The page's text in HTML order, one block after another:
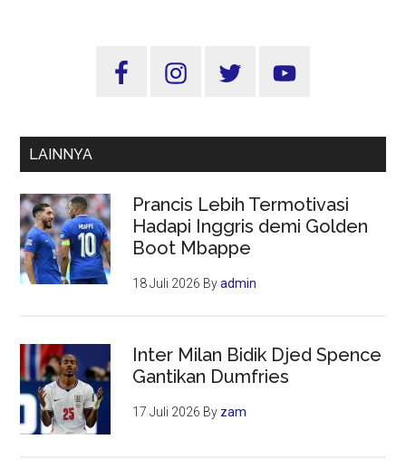
Murah
Rumit
Sidebar
LAINNYA
Prancis Lebih Termotivasi
Hadapi Inggris demi Golden
Boot Mbappe
18 Juli 2026 Byadmin
Inter Milan Bidik Djed Spence
Gantikan Dumfries
17 Juli 2026 By zam